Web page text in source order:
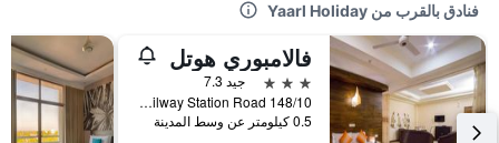
فنادق بالقرب من Yaarl Holiday
فالامبوري هوتل
3 نجوم
جيد 7.3
148/10 Railway Station Road, جافنا, سريلانكا
0.5 كيلومتر عن وسط المدينة